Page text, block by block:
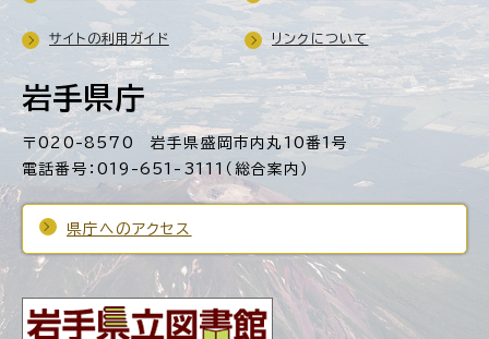
岩手県庁
〒020-8570 岩手県盛岡市内丸10番1号
電話番号：019-651-3111（総合案内）
県庁へのアクセス
サイトの利用ガイド リンクについて